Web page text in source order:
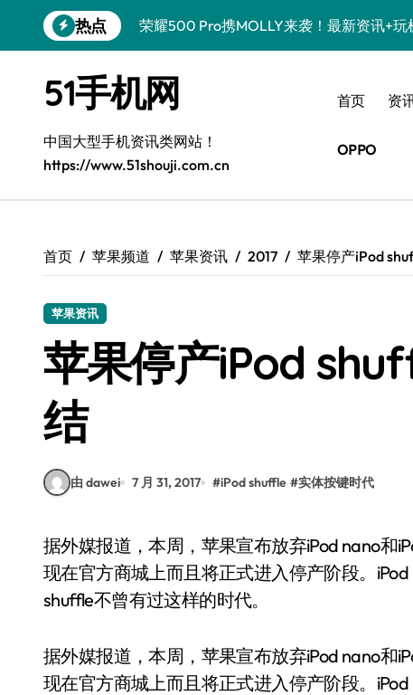
到
热点
荣耀500 Pro携MOLLY来袭！最新资讯+玩
OPPO Find X9 Pro亮点大揭秘，实用技巧
vivo S50 Pro mini来袭！小屏旗舰，亮点多
REDMI K90深度揭秘！超强配置亮点，速
荣耀ROBOT PHONE，智掌生活，资讯随
华为nova 15 Ultra新功能解锁，限时优惠
荣耀WIN资讯秒速达，手机管家助你快人
51手机网
中国大型手机资讯类网站！
https://www.51shouji.com.cn
首页 资
OPPO
首页 苹果频道 苹果资讯 2017 苹果停产iPod
苹果资讯
苹果停产iPod
结
由 dawei 7 月 31, 2017 #iPod shuffle #实体按键时代
据外媒报道，本周，苹果宣布放弃iPod nano和iPod shuffle这两条产品线，未来它们不仅不会再出
现在官方商城上而且将正式进入停产阶段。
shuffle不曾有过这样的时代。
据外媒报道，本周，苹果宣布放弃iPod nano和
现在官方商城上而且将正式进入停产阶段。iPod